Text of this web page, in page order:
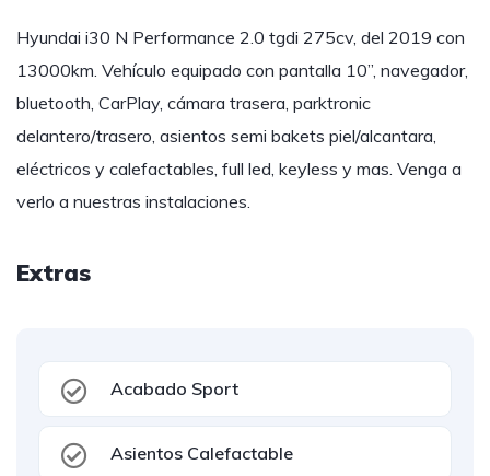
Hyundai i30 N Performance 2.0 tgdi 275cv, del 2019 con
13000km. Vehículo equipado con pantalla 10”, navegador,
bluetooth, CarPlay, cámara trasera, parktronic
delantero/trasero, asientos semi bakets piel/alcantara,
eléctricos y calefactables, full led, keyless y mas. Venga a
verlo a nuestras instalaciones.
Extras
Acabado Sport
Asientos Calefactable